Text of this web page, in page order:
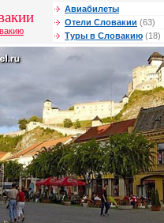
Авиабилеты
Отели Словакии (63)
Туры в Словакию (18)